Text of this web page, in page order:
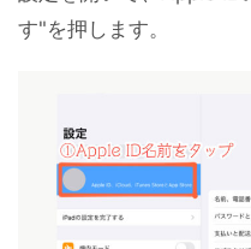
す"を押します。